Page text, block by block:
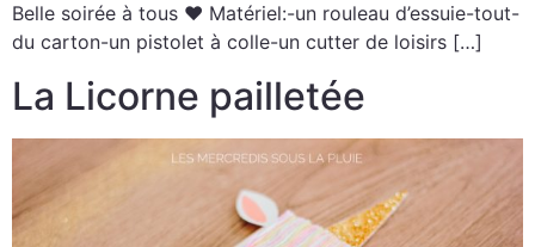
Belle soirée à tous ♥ Matériel:-un rouleau d’essuie-tout-
du carton-un pistolet à colle-un cutter de loisirs […]
La Licorne pailletée